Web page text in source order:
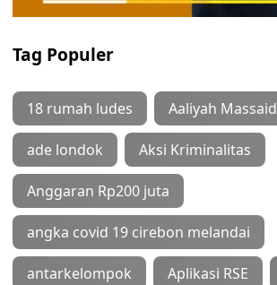
Tag Populer
18 rumah ludes Aaliyah Massaid
ade londok Aksi Kriminalitas
Anggaran Rp200 juta
angka covid 19 cirebon melandai
antarkelompok Aplikasi RSE